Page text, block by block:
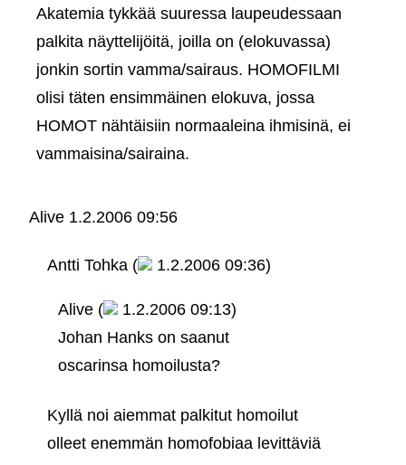
Akatemia tykkää suuressa laupeudessaan
palkita näyttelijöitä, joilla on (elokuvassa)
jonkin sortin vamma/sairaus. HOMOFILMI
olisi täten ensimmäinen elokuva, jossa
HOMOT nähtäisiin normaaleina ihmisinä, ei
vammaisina/sairaina.
Alive 1.2.2006 09:56
Antti Tohka ( 1.2.2006 09:36)
Alive (
1.2.2006 09:13)
Johan Hanks on saanut
oscarinsa homoilusta?
Kyllä noi aiemmat palkitut homoilut
olleet enemmän homofobiaa levittäviä